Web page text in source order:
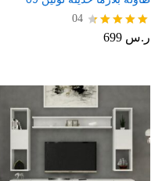
تم التقييم
04
ر.س